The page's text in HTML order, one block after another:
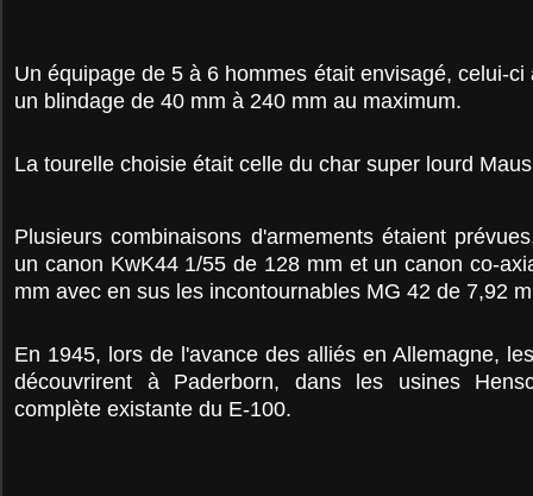
Un équipage de 5 à 6 hommes était envisagé, celui-
un blindage de 40 mm à 240 mm au maximum.
La tourelle choisie était celle du char super lourd
Plusieurs combinaisons d'armements étaient
un canon KwK44 1/55 de 128 mm et un canon co-
mm avec en sus les incontournables MG 42 de 7,92
En 1945, lors de l'avance des alliés en Allemagne,
découvrirent à Paderborn, dans les usines
complète existante du E-100.